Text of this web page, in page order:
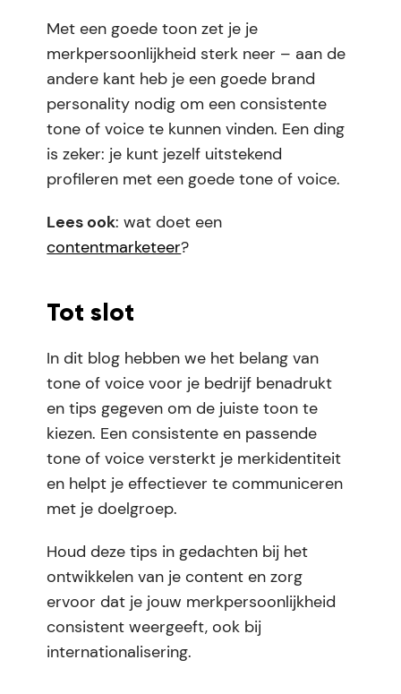
Met een goede toon zet je je
merkpersoonlijkheid sterk neer – aan de
andere kant heb je een goede brand
personality nodig om een consistente
tone of voice te kunnen vinden. Een ding
is zeker: je kunt jezelf uitstekend
profileren met een goede tone of voice.
Lees ook: wat doet een
contentmarketeer?
Tot slot
In dit blog hebben we het belang van
tone of voice voor je bedrijf benadrukt
en tips gegeven om de juiste toon te
kiezen. Een consistente en passende
tone of voice versterkt je merkidentiteit
en helpt je effectiever te communiceren
met je doelgroep.
Houd deze tips in gedachten bij het
ontwikkelen van je content en zorg
ervoor dat je jouw merkpersoonlijkheid
consistent weergeeft, ook bij
internationalisering.